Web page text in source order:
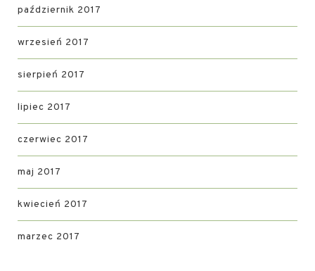
październik 2017
wrzesień 2017
sierpień 2017
lipiec 2017
czerwiec 2017
maj 2017
kwiecień 2017
marzec 2017